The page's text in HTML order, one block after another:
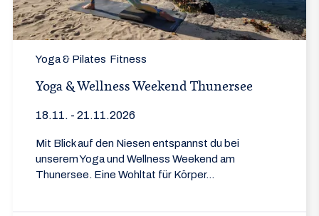
Yoga & Pilates Fitness
Yoga & Wellness Weekend Thunersee
18.11. - 21.11.2026
Mit Blick auf den Niesen entspannst du bei
unserem Yoga und Wellness Weekend am
Thunersee. Eine Wohltat für Körper...